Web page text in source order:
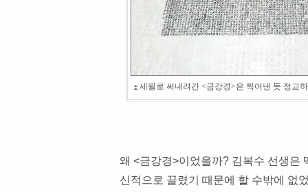
세필로 써내려간 <금강경>은 찍어낸 듯 정교
왜 <금강경>이었을까? 김복수 선생은
신적으로 끌렸기 때문에 할 수밖에 없